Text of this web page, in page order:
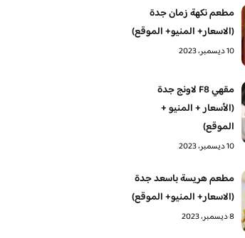
مطعم نكهة زمان جدة
(الاسعار+ المنيو+ الموقع)
10 ديسمبر، 2023
مقهي F8 لاونج جدة
(الأسعار + المنيو +
الموقع)
10 ديسمبر، 2023
مطعم هريسة باسعد جدة
(الاسعار+ المنيو+ الموقع)
8 ديسمبر، 2023